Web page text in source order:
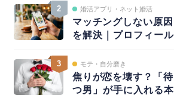
い方と注意点
2 婚活アプリ・ネット婚活
マッチングしない原因
を解決｜プロフィール
編～
3 モテ・自分磨き
焦りが恋を壊す？「待
つ男」が手に入れる本